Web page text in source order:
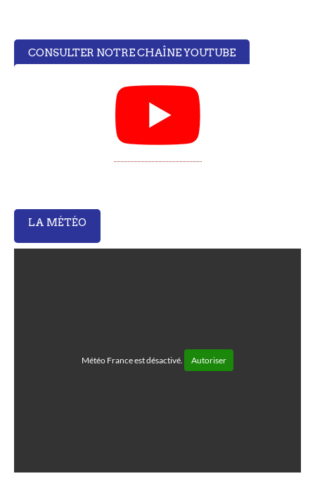
CONSULTER NOTRE CHAÎNE YOUTUBE
LA MÉTÉO
Météo France est désactivé. Autoriser